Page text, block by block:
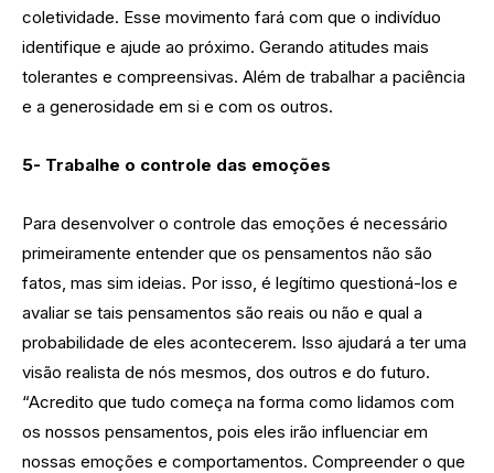
coletividade. Esse movimento fará com que o indivíduo
identifique e ajude ao próximo. Gerando atitudes mais
tolerantes e compreensivas. Além de trabalhar a paciência
e a generosidade em si e com os outros.
5- Trabalhe o controle das emoções
Para desenvolver o controle das emoções é necessário
primeiramente entender que os pensamentos não são
fatos, mas sim ideias. Por isso, é legítimo questioná-los e
avaliar se tais pensamentos são reais ou não e qual a
probabilidade de eles acontecerem. Isso ajudará a ter uma
visão realista de nós mesmos, dos outros e do futuro.
“Acredito que tudo começa na forma como lidamos com
os nossos pensamentos, pois eles irão influenciar em
nossas emoções e comportamentos. Compreender o que